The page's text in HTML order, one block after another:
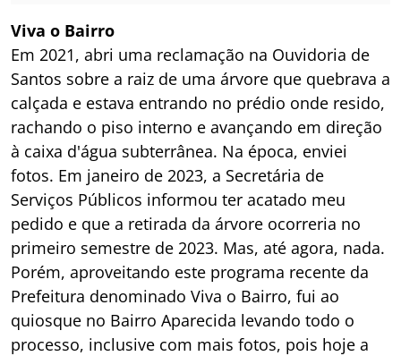
Viva o Bairro
Em 2021, abri uma reclamação na Ouvidoria de
Santos sobre a raiz de uma árvore que quebrava a
calçada e estava entrando no prédio onde resido,
rachando o piso interno e avançando em direção
à caixa d'água subterrânea. Na época, enviei
fotos. Em janeiro de 2023, a Secretária de
Serviços Públicos informou ter acatado meu
pedido e que a retirada da árvore ocorreria no
primeiro semestre de 2023. Mas, até agora, nada.
Porém, aproveitando este programa recente da
Prefeitura denominado Viva o Bairro, fui ao
quiosque no Bairro Aparecida levando todo o
processo, inclusive com mais fotos, pois hoje a